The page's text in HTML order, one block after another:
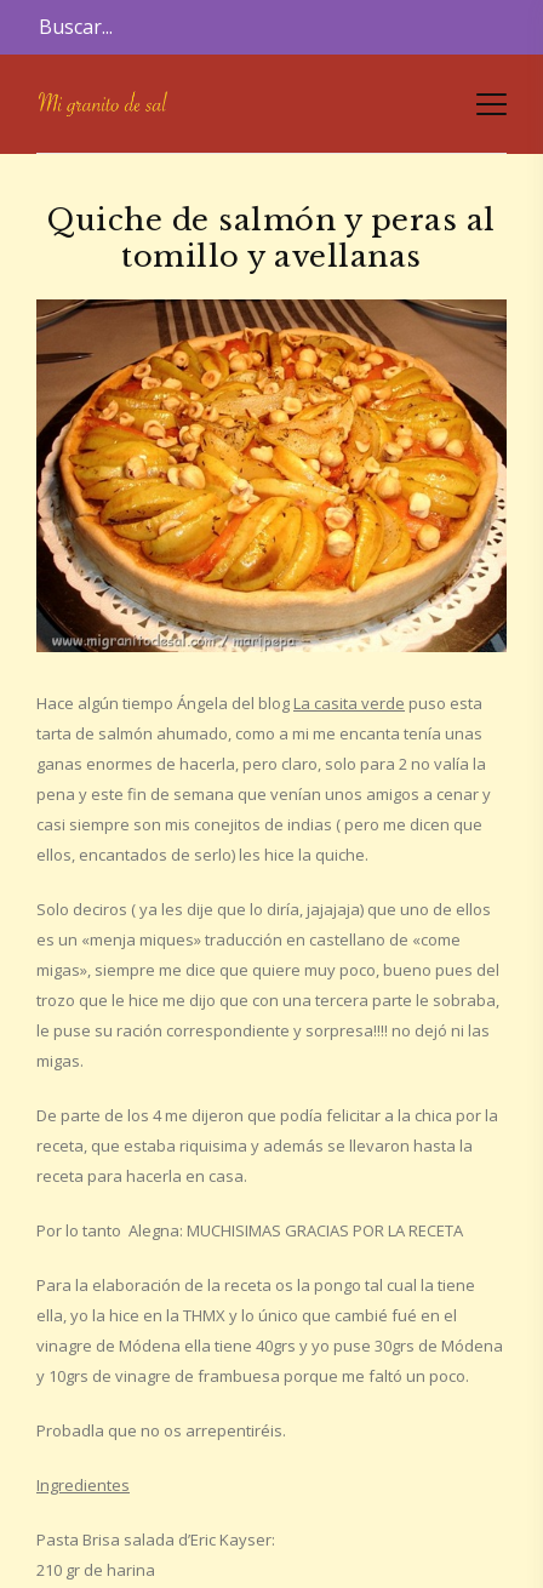
Quiche de salmón y peras al
tomillo y avellanas
Hace algún tiempo Ángela del blog La casita verde puso esta
tarta de salmón ahumado, como a mi me encanta tenía unas
ganas enormes de hacerla, pero claro, solo para 2 no valía la
pena y este fin de semana que venían unos amigos a cenar y
casi siempre son mis conejitos de indias ( pero me dicen que
ellos, encantados de serlo) les hice la quiche.
Solo deciros ( ya les dije que lo diría, jajajaja) que uno de ellos
es un «menja miques» traducción en castellano de «come
migas», siempre me dice que quiere muy poco, bueno pues del
trozo que le hice me dijo que con una tercera parte le sobraba,
le puse su ración correspondiente y sorpresa!!!! no dejó ni las
migas.
De parte de los 4 me dijeron que podía felicitar a la chica por la
receta, que estaba riquisima y además se llevaron hasta la
receta para hacerla en casa.
Por lo tanto Alegna: MUCHISIMAS GRACIAS POR LA RECETA
Para la elaboración de la receta os la pongo tal cual la tiene
ella, yo la hice en la THMX y lo único que cambié fué en el
vinagre de Módena ella tiene 40grs y yo puse 30grs de Módena
y 10grs de vinagre de frambuesa porque me faltó un poco.
Probadla que no os arrepentiréis.
Ingredientes
Pasta Brisa salada d’Eric Kayser:
210 gr de harina